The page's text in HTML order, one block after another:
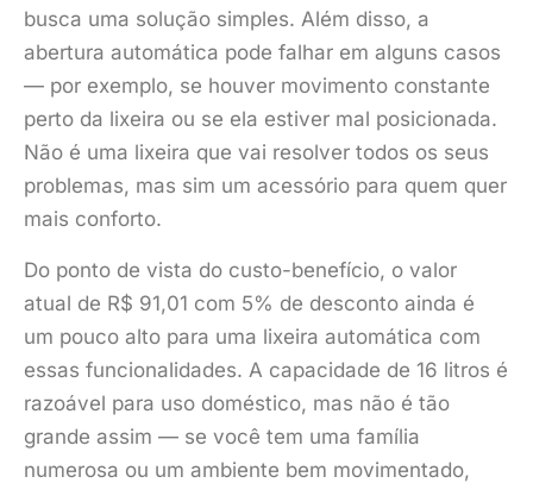
busca uma solução simples. Além disso, a
abertura automática pode falhar em alguns casos
— por exemplo, se houver movimento constante
perto da lixeira ou se ela estiver mal posicionada.
Não é uma lixeira que vai resolver todos os seus
problemas, mas sim um acessório para quem quer
mais conforto.
Do ponto de vista do custo-benefício, o valor
atual de R$ 91,01 com 5% de desconto ainda é
um pouco alto para uma lixeira automática com
essas funcionalidades. A capacidade de 16 litros é
razoável para uso doméstico, mas não é tão
grande assim — se você tem uma família
numerosa ou um ambiente bem movimentado,